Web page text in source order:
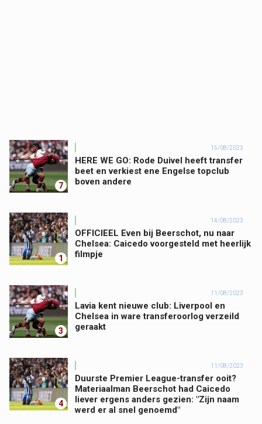
7
15/08/2023
HERE WE GO: Rode Duivel heeft transfer
beet en verkiest ene Engelse topclub
boven andere
1
14/08/2023
OFFICIEEL Even bij Beerschot, nu naar
Chelsea: Caicedo voorgesteld met heerlijk
filmpje
3
11/08/2023
Lavia kent nieuwe club: Liverpool en
Chelsea in ware transferoorlog verzeild
geraakt
4
11/08/2023
Duurste Premier League-transfer ooit?
Materiaalman Beerschot had Caicedo
liever ergens anders gezien: "Zijn naam
werd er al snel genoemd"